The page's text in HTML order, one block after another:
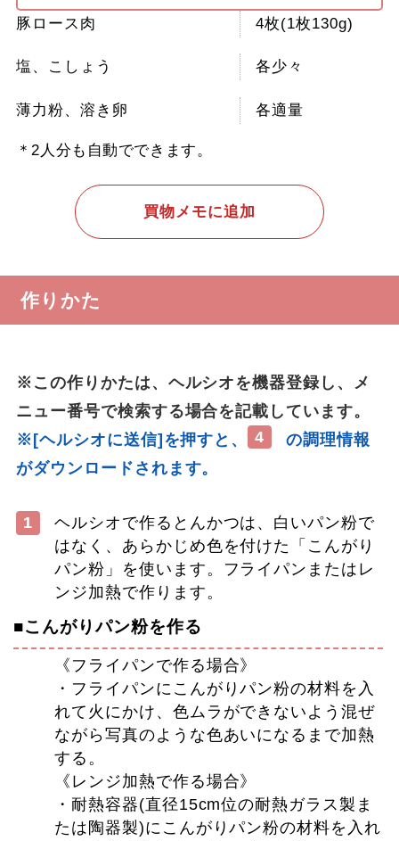
豚ロース肉 4枚(1枚130g)
塩、こしょう 各少々
薄力粉、溶き卵 各適量
＊2人分も自動でできます。
買物メモに追加
作りかた
※この作りかたは、ヘルシオを機器登録し、メ
ニュー番号で検索する場合を記載しています。
※[ヘルシオに送信]を押すと、
4
の調理情報
がダウンロードされます。
1
ヘルシオで作るとんかつは、白いパン粉で
はなく、あらかじめ色を付けた「こんがり
パン粉」を使います。フライパンまたはレ
ンジ加熱で作ります。
■こんがりパン粉を作る
《フライパンで作る場合》
・フライパンにこんがりパン粉の材料を入
れて火にかけ、色ムラができないよう混ぜ
ながら写真のような色あいになるまで加熱
する。
《レンジ加熱で作る場合》
・耐熱容器(直径15cm位の耐熱ガラス製ま
たは陶器製)にこんがりパン粉の材料を入れ